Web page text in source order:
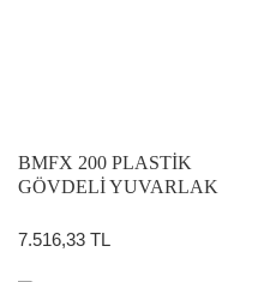
BMFX 200 PLASTİK
GÖVDELİ YUVARLAK
7.516,33 TL